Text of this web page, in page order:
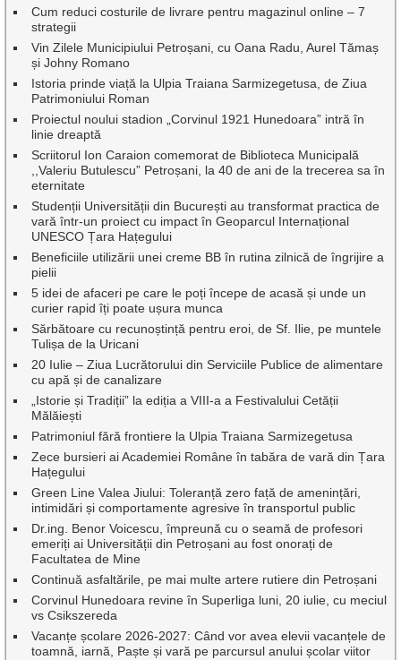
Cum reduci costurile de livrare pentru magazinul online – 7
strategii
Vin Zilele Municipiului Petroșani, cu Oana Radu, Aurel Tămaș
și Johny Romano
Istoria prinde viață la Ulpia Traiana Sarmizegetusa, de Ziua
Patrimoniului Roman
Proiectul noului stadion „Corvinul 1921 Hunedoara” intră în
linie dreaptă
Scriitorul Ion Caraion comemorat de Biblioteca Municipală
,,Valeriu Butulescu” Petroșani, la 40 de ani de la trecerea sa în
eternitate
Studenții Universității din București au transformat practica de
vară într-un proiect cu impact în Geoparcul Internațional
UNESCO Țara Hațegului
Beneficiile utilizării unei creme BB în rutina zilnică de îngrijire a
pielii
5 idei de afaceri pe care le poți începe de acasă și unde un
curier rapid îți poate ușura munca
Sărbătoare cu recunoștință pentru eroi, de Sf. Ilie, pe muntele
Tulișa de la Uricani
20 Iulie – Ziua Lucrătorului din Serviciile Publice de alimentare
cu apă și de canalizare
„Istorie și Tradiții” la ediția a VIII-a a Festivalului Cetății
Mălăiești
Patrimoniul fără frontiere la Ulpia Traiana Sarmizegetusa
Zece bursieri ai Academiei Române în tabăra de vară din Țara
Hațegului
Green Line Valea Jiului: Toleranță zero față de amenințări,
intimidări și comportamente agresive în transportul public
Dr.ing. Benor Voicescu, împreună cu o seamă de profesori
emeriți ai Universității din Petroșani au fost onorați de
Facultatea de Mine
Continuă asfaltările, pe mai multe artere rutiere din Petroșani
Corvinul Hunedoara revine în Superliga luni, 20 iulie, cu meciul
vs Csikszereda
Vacanțe școlare 2026-2027: Când vor avea elevii vacanțele de
toamnă, iarnă, Paște și vară pe parcursul anului școlar viitor